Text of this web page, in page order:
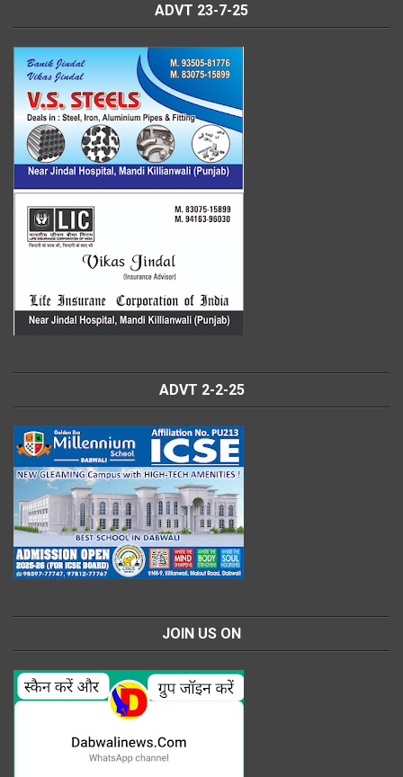
ADVT 23-7-25
ADVT 2-2-25
JOIN US ON